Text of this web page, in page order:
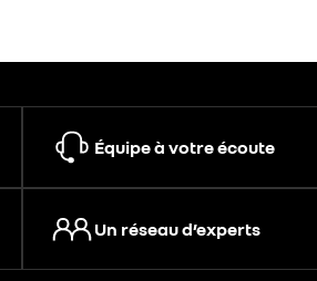
Équipe à votre écoute
Un réseau d’experts